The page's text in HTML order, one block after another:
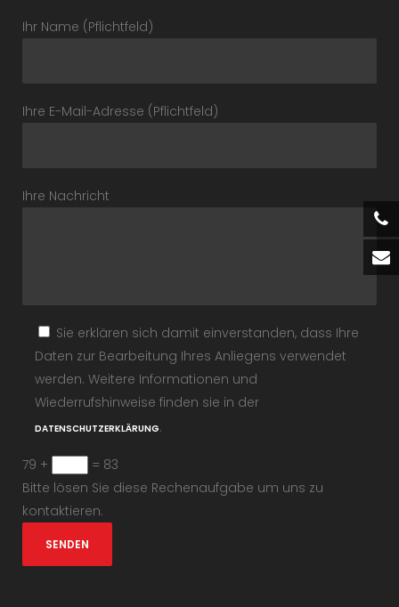
Ihr Name (Pflichtfeld)
Ihre E-Mail-Adresse (Pflichtfeld)
Ihre Nachricht
Sie erklären sich damit einverstanden, dass Ihre
Daten zur Bearbeitung Ihres Anliegens verwendet
werden. Weitere Informationen und
Wiederrufshinweise finden sie in der
DATENSCHUTZERKLÄRUNG.
79 +
= 83
Bitte lösen Sie diese Rechenaufgabe um uns zu
kontaktieren.